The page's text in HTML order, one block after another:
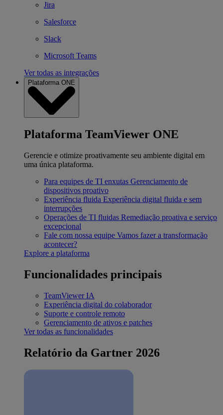
Jira
Salesforce
Slack
Microsoft Teams
Ver todas as integrações
Plataforma ONE
Plataforma TeamViewer ONE
Gerencie e otimize proativamente seu ambiente digital em
uma única plataforma.
Para equipes de TI enxutas Gerenciamento de
dispositivos proativo
Experiência fluida Experiência digital fluida e sem
interrupções
Operações de TI fluidas Remediação proativa e serviço
excepcional
Fale com nossa equipe Vamos fazer a transformação
acontecer?
Explore a plataforma
Funcionalidades principais
TeamViewer IA
Experiência digital do colaborador
Suporte e controle remoto
Gerenciamento de ativos e patches
Ver todas as funcionalidades
Relatório da Gartner 2026